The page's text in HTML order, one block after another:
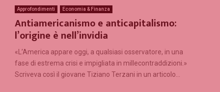
Approfondimenti Economia & Finanza
Antiamericanismo e anticapitalismo:
l’origine è nell’invidia
«L’America appare oggi, a qualsiasi osservatore, in una
fase di estrema crisi e impigliata in millecontraddizioni.»
Scriveva così il giovane Tiziano Terzani in un articolo...